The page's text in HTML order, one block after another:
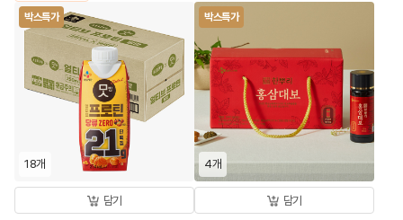
박스특가
18개
담기
박스특가
4개
담기